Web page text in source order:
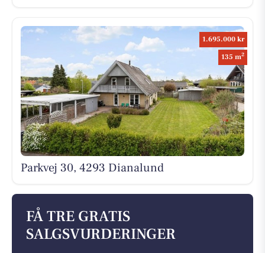
1.695.000 kr
135 m2
Parkvej 30, 4293 Dianalund
FÅ TRE GRATIS
SALGSVURDERINGER